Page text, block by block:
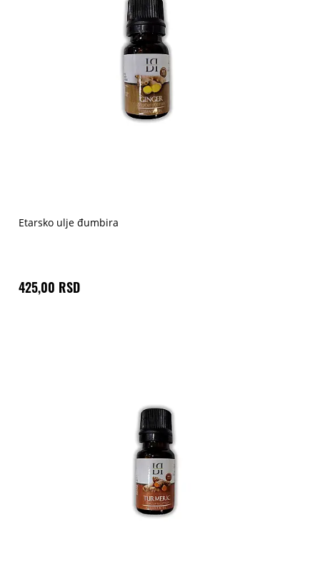
Etarsko ulje đumbira
425,00 RSD